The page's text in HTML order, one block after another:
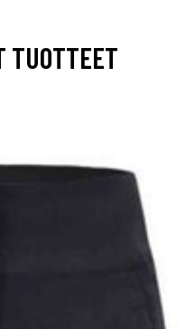
TUOTTEET